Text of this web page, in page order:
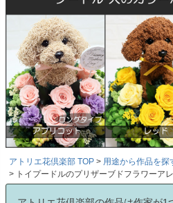
アトリエ花倶楽部 TOP 用途から作品を探
トイプードルのプリザーブドフラワーア